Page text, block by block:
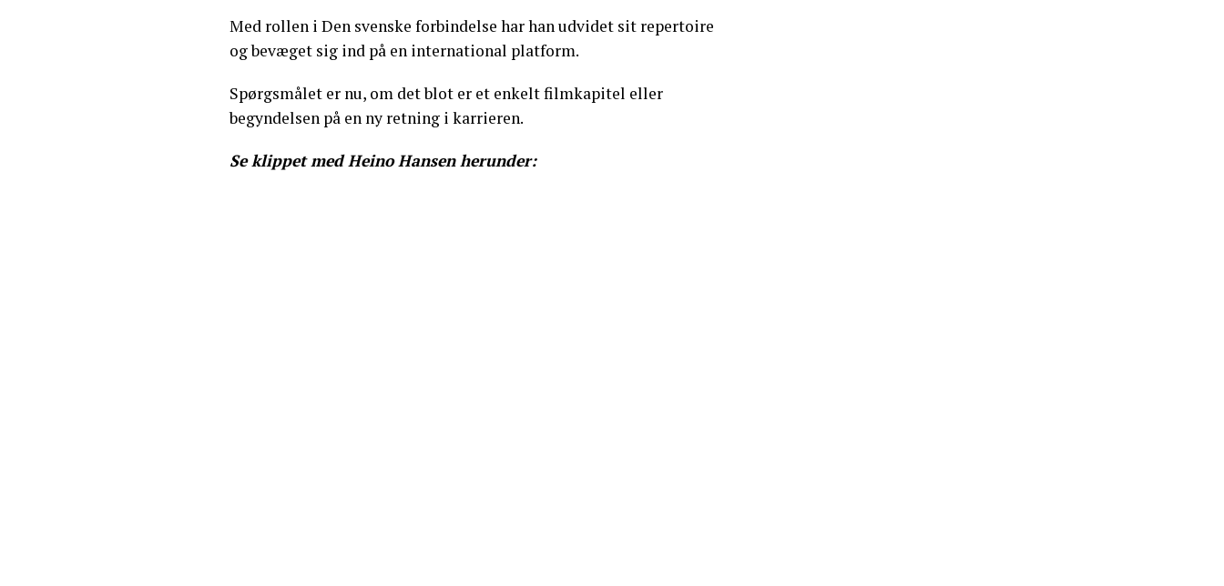
Med rollen i Den svenske forbindelse har han udvidet sit repertoire
og bevæget sig ind på en international platform.
Spørgsmålet er nu, om det blot er et enkelt filmkapitel eller
begyndelsen på en ny retning i karrieren.
Se klippet med Heino Hansen herunder: